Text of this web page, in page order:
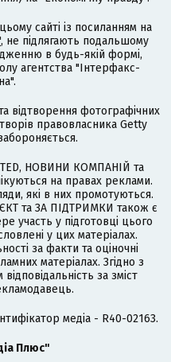
сайті із посиланням на
, не підлягають подальшому
в будь-якій формі,
агентства "Інтерфакс-
відтворення фотографічних
правовласника Getty
НОВИНИ КОМПАНІЙ та
на правах реклами.
які в них промотуються.
та ЗА ПІДТРИМКИ також є
участь у підготовці цього
у цих матеріалах.
за факти та оціночні
матеріалах. Згідно з
за зміст
медіа - R40-02163.
Плюс"